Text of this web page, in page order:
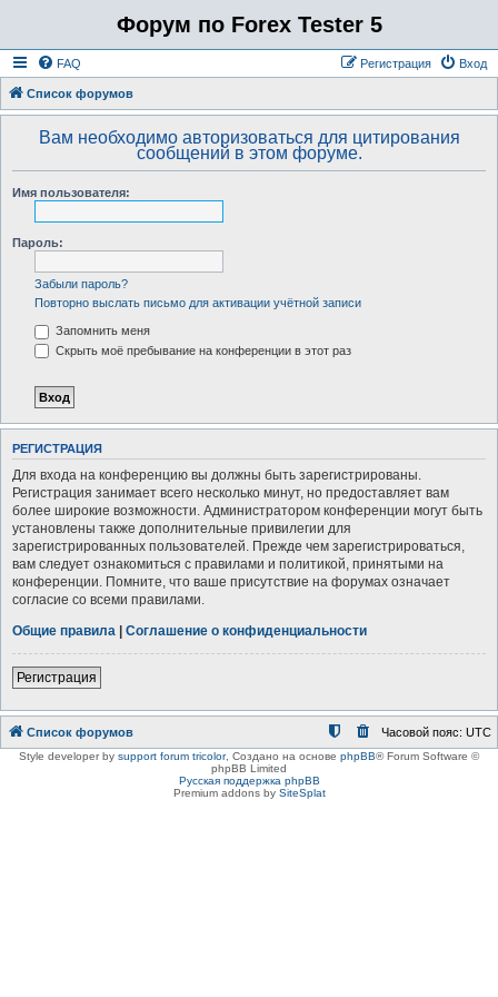
Форум по Forex Tester 5
FAQ Вход
Регистрация
Список форумов
Вам необходимо авторизоваться для цитирования
сообщений в этом форуме.
Имя пользователя:
Пароль:
Забыли пароль?
Повторно выслать письмо для активации учётной записи
Запомнить меня
Скрыть моё пребывание на конференции в этот раз
РЕГИСТРАЦИЯ
Для входа на конференцию вы должны быть зарегистрированы.
Регистрация занимает всего несколько минут, но предоставляет вам
более широкие возможности. Администратором конференции могут быть
установлены также дополнительные привилегии для
зарегистрированных пользователей. Прежде чем зарегистрироваться,
вам следует ознакомиться с правилами и политикой, принятыми на
конференции. Помните, что ваше присутствие на форумах означает
согласие со всеми правилами.
Общие правила | Соглашение о конфиденциальности
Регистрация
Список форумов Часовой пояс: UTC
Style developer by support forum tricolor, Создано на основе phpBB® Forum Software ©
phpBB Limited
Русская поддержка phpBB
Premium addons by SiteSplat